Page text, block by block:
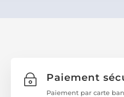
~ Paiement
Paiement par carte